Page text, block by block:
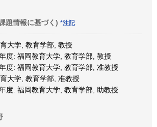
題情報に基づく) *注記
大学, 教育学部, 教授
度: 福岡教育大学, 教育学部, 教授
度: 福岡教育大学, 教育学部, 准教授
大学, 教育学部, 准教授
度: 福岡教育大学, 教育学部, 助教授